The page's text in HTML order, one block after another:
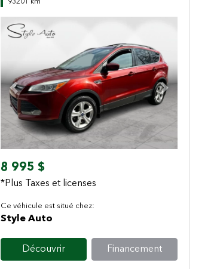
93201 km
Previous Next
8 995 $
*Plus Taxes et licenses
Ce véhicule est situé chez:
Style Auto
Découvrir Financement